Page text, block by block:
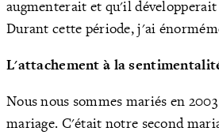
augmenterait et qu'il
Durant cette période, j'ai
L'attachement à la
Nous nous sommes mariés en
mariage. C'était notre second